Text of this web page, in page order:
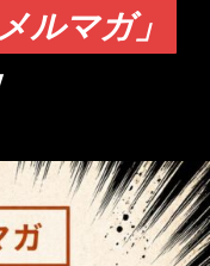
ルマガ」